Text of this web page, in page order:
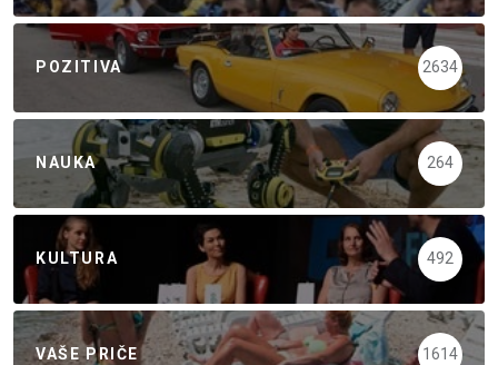
POZITIVA 2634
NAUKA 264
KULTURA 492
VAŠE PRIČE 1614